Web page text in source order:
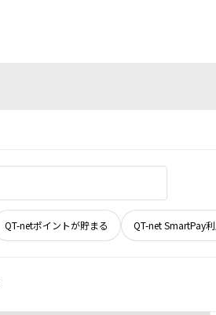
QT-netポイントが貯まる QT-net SmartPay